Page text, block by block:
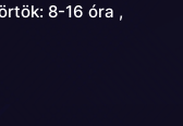
8-16 óra ,